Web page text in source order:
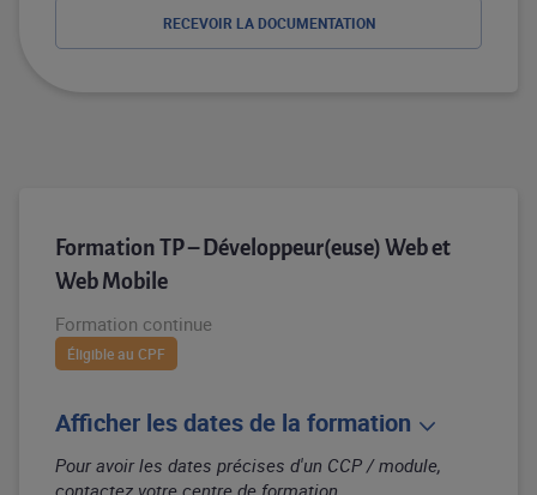
RECEVOIR LA DOCUMENTATION
Formation TP – Développeur(euse) Web et
Web Mobile
Formation continue
Éligible au CPF
Afficher les dates de la formation
Pour avoir les dates précises d'un CCP / module,
contactez votre centre de formation